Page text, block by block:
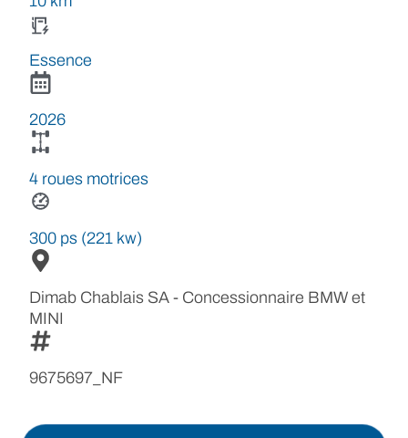
Essence
2026
4 roues motrices
300 ps (221 kw)
Dimab Chablais SA - Concessionnaire BMW et
MINI
9675697_NF